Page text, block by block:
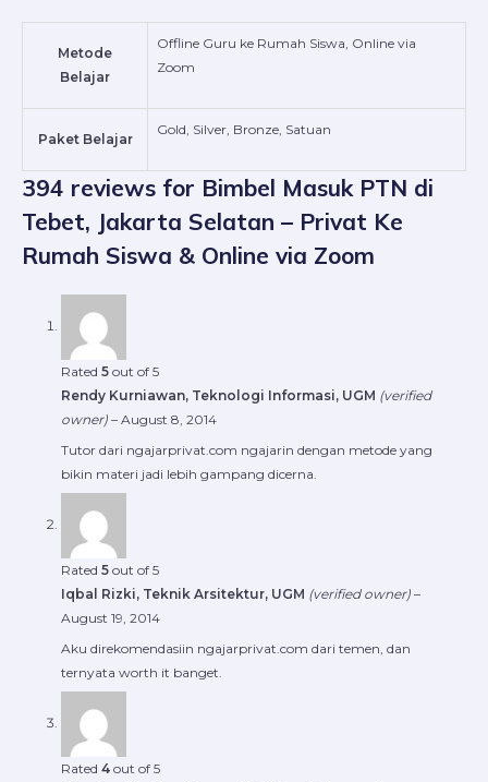
Metode
Belajar
Offline Guru ke Rumah Siswa, Online via
Zoom
Paket Belajar
Gold, Silver, Bronze, Satuan
394 reviews for Bimbel Masuk PTN di
Tebet, Jakarta Selatan – Privat Ke
Rumah Siswa & Online via Zoom
Rated 5 out of 5
Rendy Kurniawan, Teknologi Informasi, UGM (verified
owner) – August 8, 2014
Tutor dari ngajarprivat.com ngajarin dengan metode yang
bikin materi jadi lebih gampang dicerna.
Rated 5 out of 5
Iqbal Rizki, Teknik Arsitektur, UGM (verified owner) –
August 19, 2014
Aku direkomendasiin ngajarprivat.com dari temen, dan
ternyata worth it banget.
Rated 4 out of 5